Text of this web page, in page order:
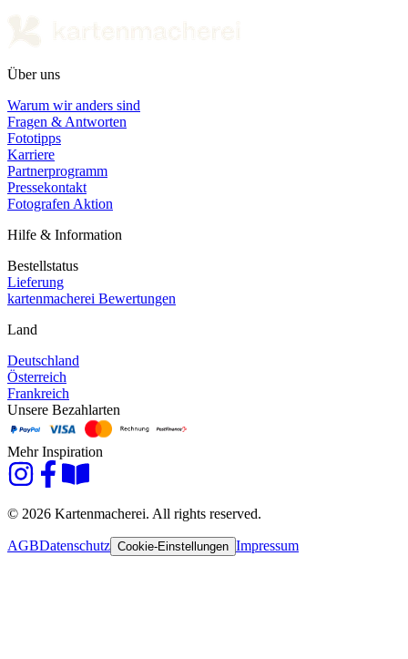
Über uns
Warum wir anders sind
Fragen & Antworten
Fototipps
Karriere
Partnerprogramm
Pressekontakt
Fotografen Aktion
Hilfe & Information
Bestellstatus
Lieferung
kartenmacherei Bewertungen
Land
Deutschland
Österreich
Frankreich
Unsere Bezahlarten
Mehr Inspiration
© 2026 Kartenmacherei. All rights reserved.
AGBDatenschutz Cookie-Einstellungen Impressum